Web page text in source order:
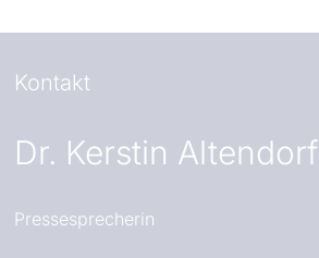
Kontakt
Dr. Kerstin Altendorf
Pressesprecherin